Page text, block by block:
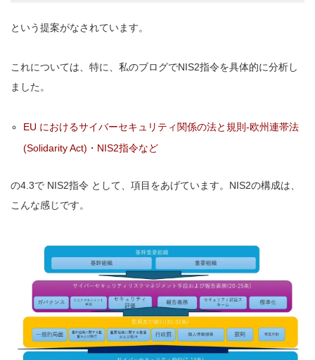
という提案がなされています。
これについては、特に、私のブログでNIS2指令を具体的に分析し
ました。
EU におけるサイバーセキュリティ関係の法と規則-欧州連帯法
(Solidarity Act)・NIS2指令など
の4.3で NIS2指令 として、項目をあげています。NIS2の構成は、
こんな感じです。